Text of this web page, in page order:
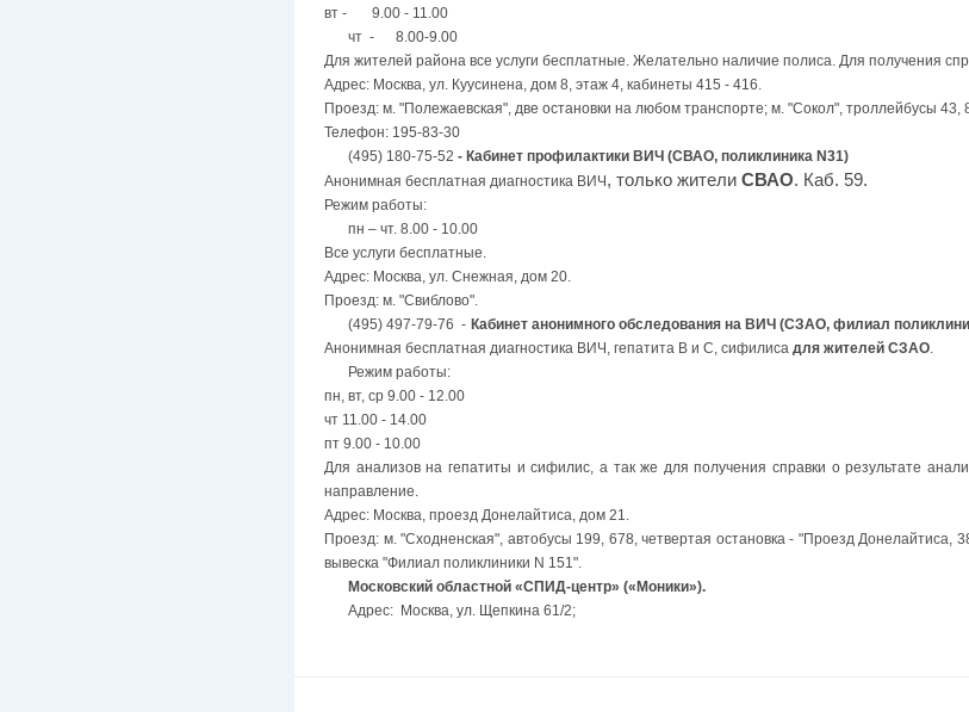
вт - 9.00 - 11.00
чт - 8.00-9.00
Для жителей района все услуги бесплатные. Желательно наличие полиса. Для получения
Адрес: Москва, ул. Куусинена, дом 8, этаж 4, кабинеты 415 - 416.
Проезд: м. "Полежаевская", две остановки на любом транспорте; м. "Сокол", троллейбусы 43,
Телефон: 195-83-30
(495) 180-75-52 - Кабинет профилактики ВИЧ (СВАО, поликлиника N31)
Анонимная бесплатная диагностика ВИЧ , только жители СВАО. Каб. 59.
Режим работы:
пн – чт. 8.00 - 10.00
Все услуги бесплатные.
Адрес: Москва, ул. Снежная, дом 20.
Проезд: м. "Свиблово".
(495) 497-79-76 - Кабинет анонимного обследования на ВИЧ (СЗАО, филиал
Анонимная бесплатная диагностика ВИЧ, гепатита В и С, сифилиса для жителей СЗАО.
Режим работы:
пн, вт, ср 9.00 - 12.00
чт 11.00 - 14.00
пт 9.00 - 10.00
Для анализов на гепатиты и сифилис, а так же для получения справки о результате
направление.
Адрес: Москва, проезд Донелайтиса, дом 21.
Проезд: м. "Сходненская", автобусы 199, 678, четвертая остановка - "Проезд Донелайтиса,
вывеска "Филиал поликлиники N 151".
Московский областной «СПИД-центр» («Моники»).
Адрес: Москва, ул. Щепкина 61/2;